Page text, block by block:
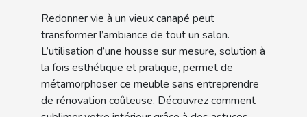
Redonner vie à un vieux canapé peut
transformer l’ambiance de tout un salon.
L’utilisation d’une housse sur mesure, solution à
la fois esthétique et pratique, permet de
métamorphoser ce meuble sans entreprendre
de rénovation coûteuse. Découvrez comment